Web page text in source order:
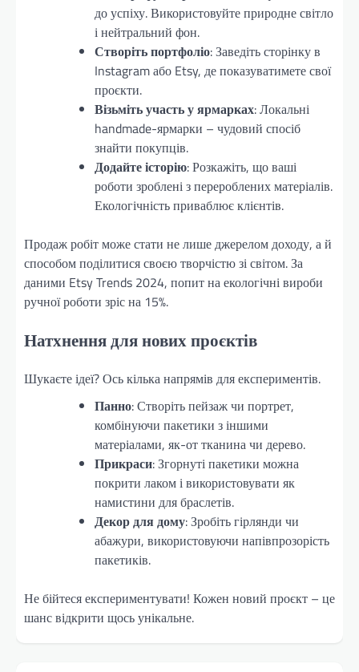
до успіху. Використовуйте природне світло
і нейтральний фон.
Створіть портфоліо: Заведіть сторінку в
Instagram або Etsy, де показуватимете свої
проєкти.
Візьміть участь у ярмарках: Локальні
handmade-ярмарки – чудовий спосіб
знайти покупців.
Додайте історію: Розкажіть, що ваші
роботи зроблені з перероблених матеріалів.
Екологічність приваблює клієнтів.
Продаж робіт може стати не лише джерелом доходу, а й
способом поділитися своєю творчістю зі світом. За
даними Etsy Trends 2024, попит на екологічні вироби
ручної роботи зріс на 15%.
Натхнення для нових проєктів
Шукаєте ідеї? Ось кілька напрямів для експериментів.
Панно: Створіть пейзаж чи портрет,
комбінуючи пакетики з іншими
матеріалами, як-от тканина чи дерево.
Прикраси: Згорнуті пакетики можна
покрити лаком і використовувати як
намистини для браслетів.
Декор для дому: Зробіть гірлянди чи
абажури, використовуючи напівпрозорість
пакетиків.
Не бійтеся експериментувати! Кожен новий проєкт – це
шанс відкрити щось унікальне.